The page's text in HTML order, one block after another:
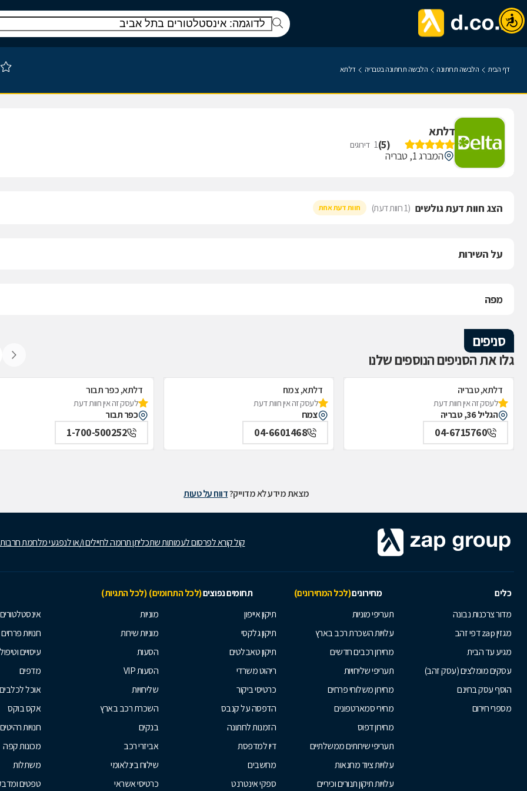
דף הבית הלבשה תחתונה הלבשה תחתונה בטבריה דלתא
דלתא
(
5
)
1 דירוגים
המברג 1, טבריה
הצג חוות דעת גולשים (1 חוות דעת) חוות דעת אחת
על השירות
מפה
סניפים
גלו את הסניפים הנוספים שלנו
דלתא, טבריה
לעסק זה אין חוות דעת
הגליל 36, טבריה
04-6715760
דלתא, צמח
לעסק זה אין חוות דעת
צמח
04-6601468
דלתא, כפר תבור
לעסק זה אין חוות דעת
כפר תבור
1-700-500252
מצאת מידע לא מדוייק?דווח על טעות
קול קורא לפרסום לעמותות שתכליתן תרומה לחיילים ו/או לנפגעי מלחמת
כלים מחירונים(לכל המחירונים) תחומים נפוצים(לכל התחומים) (לכל התגיות)
מדור צרכנות נבונה
מגזין zap דפי זהב
מגיע עד הבית
עסקים מומלצים (עסק זהב)
הוסף עסק בחינם
מספרי חירום
תעריפי מוניות
עלויות השכרת רכב בארץ
מחירון רכבים חדשים
תעריפי שליחויות
מחירון משלוחי פרחים
מחירי סמארטפונים
מחירון דפוס
תעריפי שירותים ממשלתיים
עלויות ציוד מחנאות
עלויות תיקון תנורים וכיריים
תיקון אייפון
תיקון גלקסי
תיקון טאבלטים
ריהוט משרדי
כרטיסי ביקור
הדפסה על קנבס
הזמנות לחתונה
דיו למדפסת
מחשבים
ספקי אינטרנט
מוניות
מוניות שירות
הסעות
הסעות VIP
שליחויות
השכרת רכב בארץ
בנקים
אביזרי רכב
שילוח בינלאומי
כרטיסי אשראי
אינסטלטורים
חנויות פרחים
עיסויים
מדפים
אוכל לכלבים
אקס בוקס
חנויות רהיטים
מכונות קפה
משתלות
טפטים